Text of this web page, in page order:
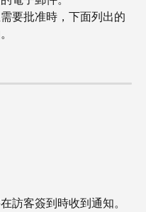
要批准時，下面列出的
訪客簽到時收到通知。